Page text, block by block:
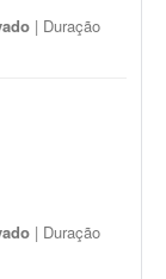
| Duração
| Duração